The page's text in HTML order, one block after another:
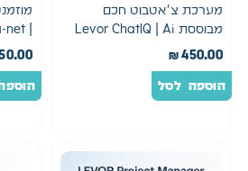
מערכת צ'אטבוט חכם
מבוססת Levor ChatIQ | Ai
₪450.00
הוספה לסל